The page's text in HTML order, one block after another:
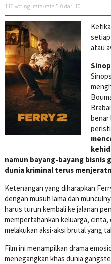
116 voting, rata-rata 5.0 dari 10
atau
benar
namun bayang-bayang bisnis
dunia kriminal terus
Ketenangan yang diharapkan
dengan musuh lama dan
harus turun kembali ke jalanan
mempertahankan keluarga, cinta,
melakukan aksi-aksi brutal yang
Film ini menampilkan drama
menegangkan khas dunia